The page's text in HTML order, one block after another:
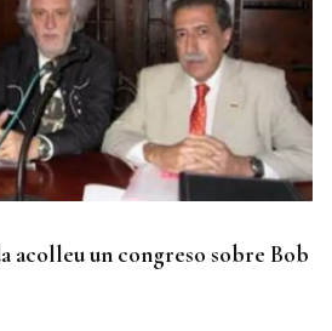
acolleu un congreso sobre Bob